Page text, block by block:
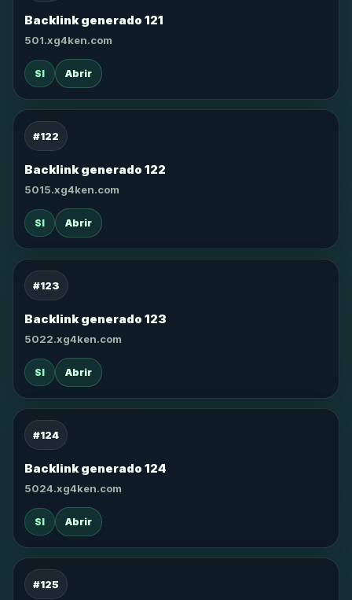
Backlink generado 121
501.xg4ken.com
SI Abrir
#122
Backlink generado 122
5015.xg4ken.com
SI Abrir
#123
Backlink generado 123
5022.xg4ken.com
SI Abrir
#124
Backlink generado 124
5024.xg4ken.com
SI Abrir
#125